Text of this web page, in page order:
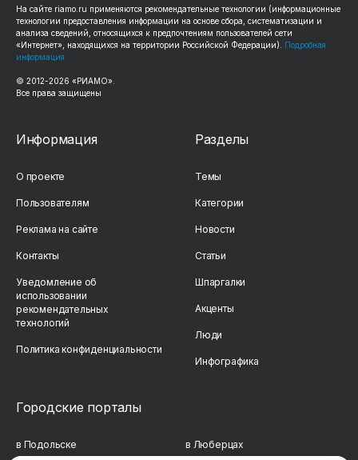
На сайте riamo.ru применяются рекомендательные технологии (информационные
технологии предоставления информации на основе сбора, систематизации и
анализа сведений, относящихся к предпочтениям пользователей сети
«Интернет», находящихся на территории Российской Федерации).
Подробная
информация
© 2012-2026 «РИАМО».
Все права защищены
Информация
О проекте
Пользователям
Реклама на сайте
Контакты
Уведомление об
использовании
рекомендательных
технологий
Политика конфиденциальности
Разделы
Темы
Категории
Новости
Статьи
Шпаргалки
Акценты
Люди
Инфографика
Городские порталы
в Подольске в Люберцах